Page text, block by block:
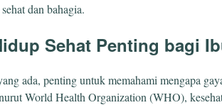
dan bahagia.
Sehat Penting bagi
ada, penting untuk memahami mengapa
World Health Organization (WHO),